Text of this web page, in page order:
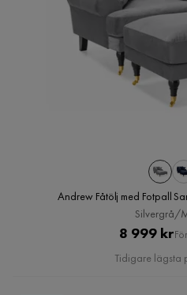
Andrew Fåtölj med Fotpall
Silvergrå/
8 999 kr
Tidigare lägsta